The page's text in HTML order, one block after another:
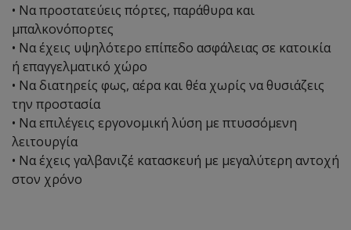
• Να προστατεύεις πόρτες, παράθυρα και
μπαλκονόπορτες
• Να έχεις υψηλότερο επίπεδο ασφάλειας σε κατοικία
ή επαγγελματικό χώρο
• Να διατηρείς φως, αέρα και θέα χωρίς να θυσιάζεις
την προστασία
• Να επιλέγεις εργονομική λύση με πτυσσόμενη
λειτουργία
• Να έχεις γαλβανιζέ κατασκευή με μεγαλύτερη αντοχή
στον χρόνο